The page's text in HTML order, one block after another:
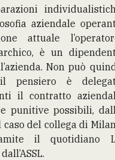
aziendale
attuale
è un
Non può
pensiero è
il contratto
punitive possibili,
del collega di
il quotidiano